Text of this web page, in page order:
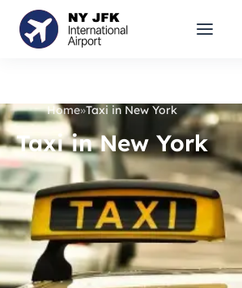
Home»Taxi in New York
Taxi in New York